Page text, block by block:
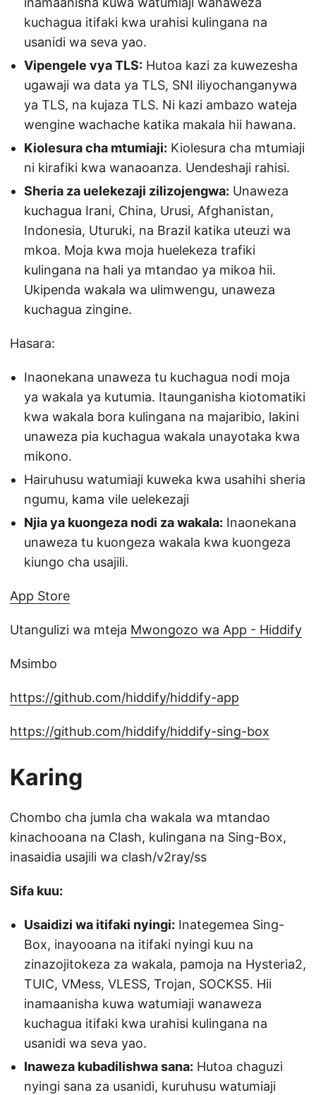
kuchagua itifaki kwa urahisi kulingana na
usanidi wa seva yao.
Vipengele vya TLS: Hutoa kazi za kuwezesha
ugawaji wa data ya TLS, SNI iliyochanganywa
ya TLS, na kujaza TLS. Ni kazi ambazo wateja
wengine wachache katika makala hii hawana.
Kiolesura cha mtumiaji: Kiolesura cha mtumiaji
ni kirafiki kwa wanaoanza. Uendeshaji rahisi.
Sheria za uelekezaji zilizojengwa: Unaweza
kuchagua Irani, China, Urusi, Afghanistan,
Indonesia, Uturuki, na Brazil katika uteuzi wa
mkoa. Moja kwa moja huelekeza trafiki
kulingana na hali ya mtandao ya mikoa hii.
Ukipenda wakala wa ulimwengu, unaweza
kuchagua zingine.
Hasara:
Inaonekana unaweza tu kuchagua nodi moja
ya wakala ya kutumia. Itaunganisha kiotomatiki
kwa wakala bora kulingana na majaribio, lakini
unaweza pia kuchagua wakala unayotaka kwa
mikono.
Hairuhusu watumiaji kuweka kwa usahihi sheria
ngumu, kama vile uelekezaji
Njia ya kuongeza nodi za wakala: Inaonekana
unaweza tu kuongeza wakala kwa kuongeza
kiungo cha usajili.
App Store
Utangulizi wa mteja Mwongozo wa App - Hiddify
Msimbo
https://github.com/hiddify/hiddify-app
https://github.com/hiddify/hiddify-sing-box
Karing
Chombo cha jumla cha wakala wa mtandao
kinachooana na Clash, kulingana na Sing-Box,
inasaidia usajili wa clash/v2ray/ss
Sifa kuu:
Usaidizi wa itifaki nyingi: Inategemea Sing-
Box, inayooana na itifaki nyingi kuu na
zinazojitokeza za wakala, pamoja na Hysteria2,
TUIC, VMess, VLESS, Trojan, SOCKS5. Hii
inamaanisha kuwa watumiaji wanaweza
kuchagua itifaki kwa urahisi kulingana na
usanidi wa seva yao.
Inaweza kubadilishwa sana: Hutoa chaguzi
nyingi sana za usanidi, kuruhusu watumiaji